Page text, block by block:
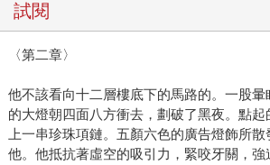
試閱
〈第二章〉
他不該看向十二層樓底下的馬路的。一股
的大燈朝四面八方衝去，劃破了黑夜。點
上一串珍珠項鏈。五顏六色的廣告燈飾所
他。他抵抗著虛空的吸引力，緊咬牙關，